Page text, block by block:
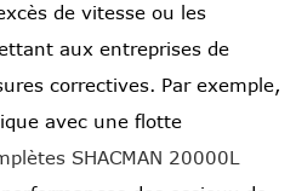
de vitesse ou les
aux entreprises de
correctives. Par exemple,
avec une flotte
SHACMAN 20000L